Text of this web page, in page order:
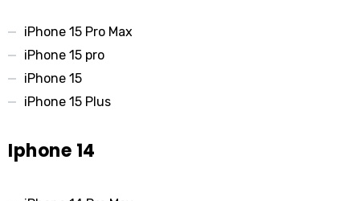
iPhone 15 Pro Max
iPhone 15 pro
iPhone 15
iPhone 15 Plus
Iphone 14